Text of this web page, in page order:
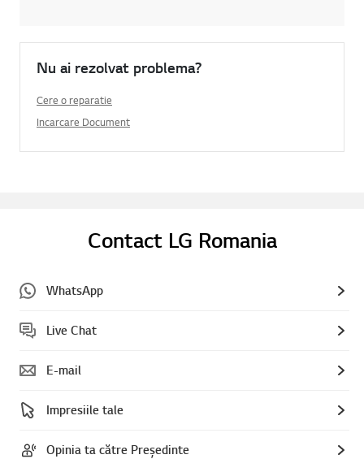
Nu ai rezolvat problema?
Cere o reparatie
Incarcare Document
Contact LG Romania
WhatsApp
Live Chat
E-mail
Impresiile tale
Opinia ta către Președinte